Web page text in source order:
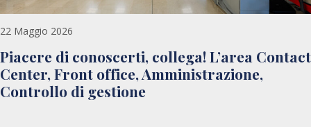
22 Maggio 2026
Piacere di conoscerti, collega! L’area Contact
Center, Front office, Amministrazione,
Controllo di gestione